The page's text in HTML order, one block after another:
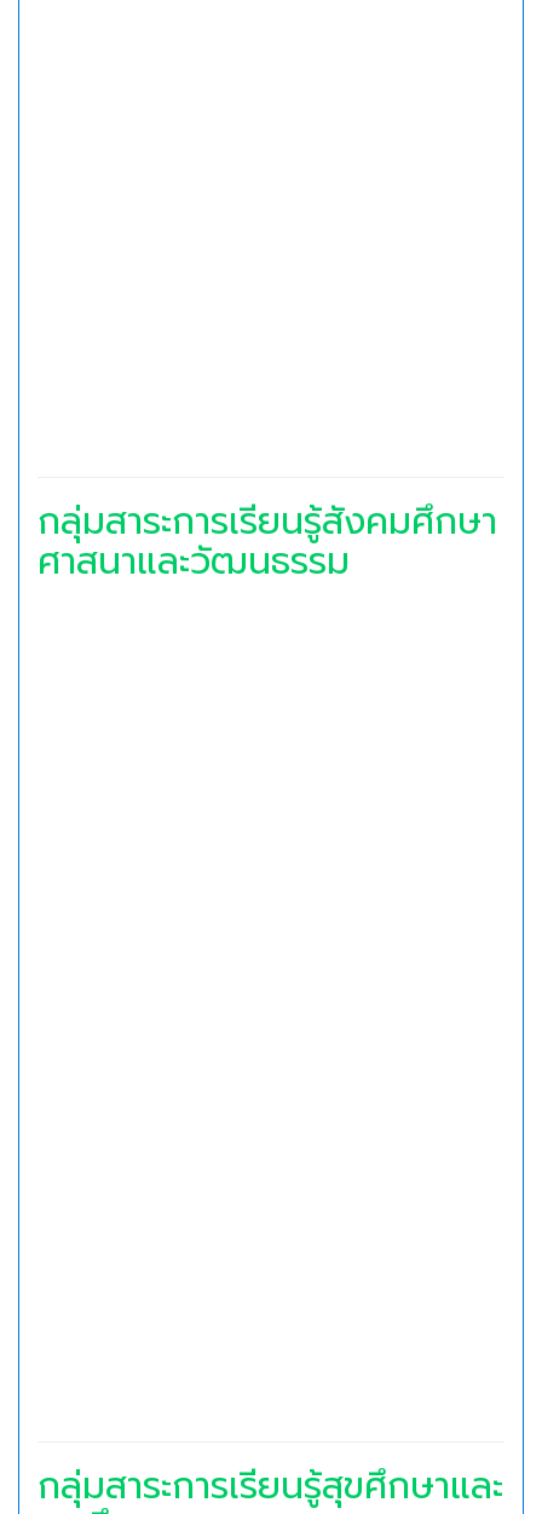
กลุ่มสาระการเรียนรู้สังคมศึกษา
ศาสนาและวัฒนธรรม
กลุ่มสาระการเรียนรู้สุขศึกษาและ